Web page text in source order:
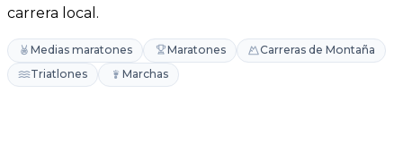
carrera local.
Medias maratones Maratones
Carreras de Montaña
Triatlones
Marchas